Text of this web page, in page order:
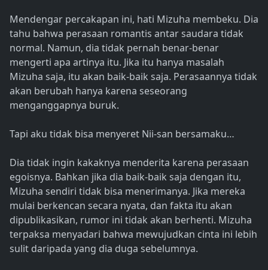
Mendengar percakapan ini, hati Mizuha membeku. Dia
tahu bahwa perasaan romantis antar saudara tidak
normal. Namun, dia tidak pernah benar-benar
mengerti apa artinya itu. Jika itu hanya masalah
Mizuha saja, itu akan baik-baik saja. Perasaannya tidak
akan berubah hanya karena seseorang
menganggapnya buruk.
Tapi aku tidak bisa menyeret Nii-san bersamaku…
Dia tidak ingin kakaknya menderita karena perasaan
egoisnya. Bahkan jika dia baik-baik saja dengan itu,
Mizuha sendiri tidak bisa menerimanya. Jika mereka
mulai berkencan secara nyata, dan fakta itu akan
dipublikasikan, rumor ini tidak akan berhenti. Mizuha
terpaksa menyadari bahwa mewujudkan cinta ini lebih
sulit daripada yang dia duga sebelumnya.